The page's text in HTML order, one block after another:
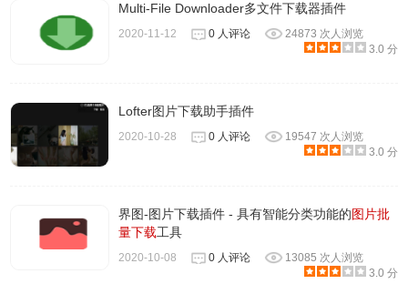
Multi-File Downloader多文件下载器插件
2020-11-12 0 人评论
24873 次人浏览
3.0 分
Lofter图片下载助手插件
2020-10-28 0 人评论
19547 次人浏览
3.0 分
界图-图片下载插件 - 具有智能分类功能的图片批
量下载工具
2020-10-08 0 人评论
13085 次人浏览
3.0 分